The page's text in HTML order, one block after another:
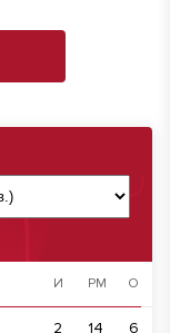
И РМ О
2 14 6